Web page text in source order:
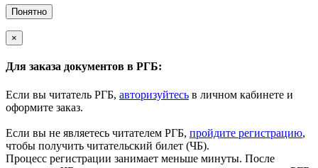
Понятно
×
Для заказа документов в РГБ:
Если вы читатель РГБ, авторизуйтесь в личном кабинете и
оформите заказ.
Если вы не являетесь читателем РГБ, пройдите регистрацию,
чтобы получить читательский билет (ЧБ).
Процесс регистрации занимает меньше минуты. После